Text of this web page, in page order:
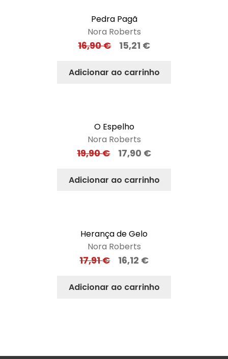
Pedra Pagã
Nora Roberts
16,90€ 15,21 €
Adicionar ao carrinho
O Espelho
Nora Roberts
19,90€ 17,90 €
Adicionar ao carrinho
Herança de Gelo
Nora Roberts
17,91€ 16,12 €
Adicionar ao carrinho